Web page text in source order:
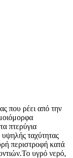
που ρέει από την
πτερύγια
ταχύτητας
περιστροφή κατά
υγρό νερό,